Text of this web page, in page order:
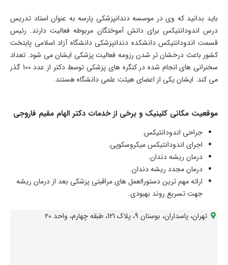
باید بدانید که وی در موسسه دندانپزشکی پارسه به عنوان استاد تدریس
درس اندودانتیکس برای دانش آموختگان مربوطه فعالیت دارند. رئیس
قسمت اندودانتیکس دانشکده دندانپزشکی دانشگاه آزاد اسلامی پایتخت
کشور باعث درخشان تر شدن رزومه فعالیت پزشکی ایشان می شود. تعداد
سخنرانی های انجام شده در کنگره های پزشکی توسط دکتر از عدد 100 گذر
می کند. ایشان یکی از اعضای هیئت علمی دانشگاه هستند.
موقعیت مکانی کلینیک و برخی از خدمات دکتر الهام مقیم فاروجی
جراحی اندودانتیکس.
اجرای اندودانتیکس میکروسکوپی.
درمان ریشه دندان.
درمان مجدد ریشه دندان.
ارائه مهم ترین دستورالعمل های مراقبتی پزشکی بعد از درمان ریشه
جهت تسریع روند بهبودی.
تهران، پاسداران، بوستان 9، پلاک 121، طبقه چهارم، واحد 20